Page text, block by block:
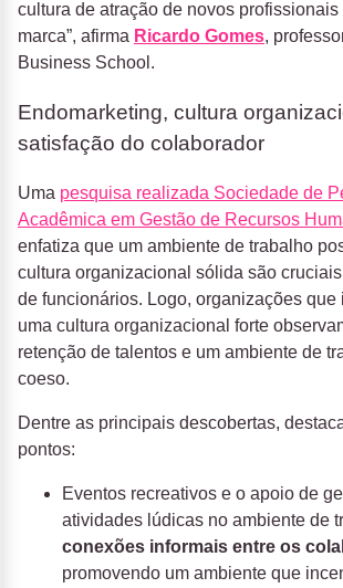
cultura de atração de novos
marca”, afirma Ricardo Gomes,
Business School.
Endomarketing, cultura
satisfação do colaborador
Uma pesquisa realizada Sociedade de
Acadêmica em Gestão de Recursos
enfatiza que um ambiente de trabalho
cultura organizacional sólida são
de funcionários. Logo, organizações que
uma cultura organizacional forte
retenção de talentos e um ambiente de
coeso.
Dentre as principais descobertas,
pontos:
Eventos recreativos e o apoio de
atividades lúdicas no ambiente de
conexões informais entre os
promovendo um ambiente que